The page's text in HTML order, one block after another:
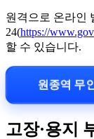
원격으로 온라인
24(https://
할 수 있습니다.
원종역 무
고장·용지